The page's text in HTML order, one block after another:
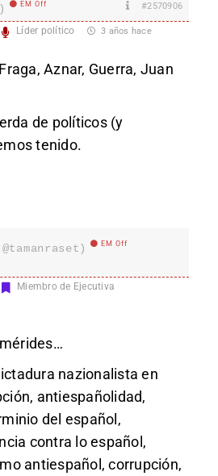
EM Off #2570906
Líder político 3 años hace
Aznar, Guerra, Juan
de políticos (y
tenido.
EM Off
Miembro de Ejecutiva
nazionalista en
antiespañolidad,
del español,
contra lo español,
antiespañol, corrupción,